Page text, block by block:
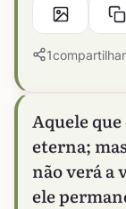
1
Aquele
eterna;
não verá a
ele